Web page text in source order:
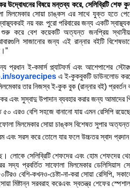
উদ্বোধনের বিষয়ে মন্তব্য করে, সেলিব্রিটি শেফ
মিলমেকার সোয়া চাঙ্কস এর সাথে যুক্ত হতে
নয় বরং পুরো পরিবারের জন্য একটি
করে বেশ কয়েকটি অত্যন্ত জনপ্রিয় স্থানীয়
সাজানোর জন্য এই রান্নার বইটি
প্রধান ই-কমার্স প্ল্যাটফর্ম এবং আশেপাশের
soyarecipes এ ই-কুকবুকটি ডাউনলোড
তার নিজস্ব ই-কুক বুক (রান্নার বই) প্রবর্তন
এবং সুস্বাদু উপাদান ব্যবহার করার জন্য আমাদের
বেশি সহজে বানানো যায় এমন রেসিপি রয়েছে যা
মিলমেকার সোয়া চাঙ্কস বিশেষত সুপার অত্যন্ত
এবং সরস করে তোলে যার ফলে উচ্চতর স্বাদ
লোকে সেলিব্রিটি শেফদের এবং হোম শেফদের
সদ্য প্রবর্তিত সাফোলা মিলমেকার ডেলিসিয়াস
বেশি-কখনও-চেষ্টা-না-করা সোয়া রেসিপি,
মিষ্টান্ন সরবরাহ করেএবং স্বতন্ত্র শেফের